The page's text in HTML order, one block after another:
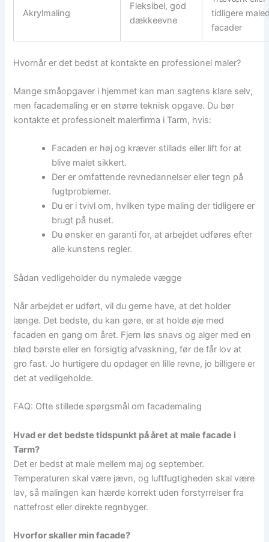
Akrylmaling
Fleksibel, god
dækkeevne
tidligere
facader
Hvornår er det bedst at kontakte en professionel maler?
Mange småopgaver i hjemmet kan man sagtens klare selv,
men facademaling er en større teknisk opgave. Du bør
kontakte et professionelt malerfirma i Tarm, hvis:
Facaden er høj og kræver stillads eller lift for at
blive malet sikkert.
Der er omfattende revnedannelser eller tegn på
fugtproblemer.
Du er i tvivl om, hvilken type maling der tidligere er
brugt på huset.
Du ønsker en garanti for, at arbejdet udføres efter
alle kunstens regler.
Sådan vedligeholder du nymalede vægge
Når arbejdet er udført, vil du gerne have, at det holder
længe. Det bedste, du kan gøre, er at holde øje med
facaden en gang om året. Fjern løs snavs og alger med en
blød børste eller en forsigtig afvaskning, før de får lov at
gro fast. Jo hurtigere du opdager en lille revne, jo billigere er
det at vedligeholde.
FAQ: Ofte stillede spørgsmål om facademaling
Hvad er det bedste tidspunkt på året at male facade i
Tarm?
Det er bedst at male mellem maj og september.
Temperaturen skal være jævn, og luftfugtigheden skal være
lav, så malingen kan hærde korrekt uden forstyrrelser fra
nattefrost eller direkte regnbyger.
Hvorfor skaller min facade?